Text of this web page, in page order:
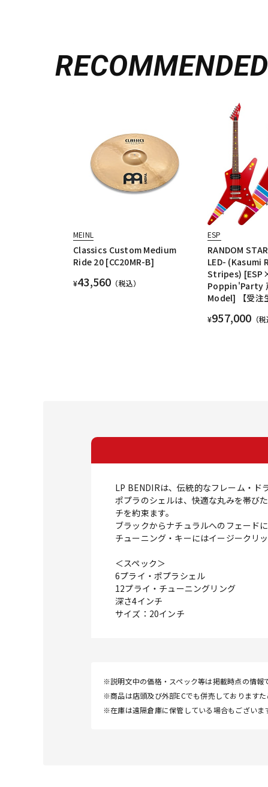
RECOMMENDED
MEINL
Classics Custom Medium
Ride 20 [CC20MR-B]
¥43,560 （税込）
ESP
RANDOM
LED- (Kasumi
Stripes)
Poppin'Party
Model] 【受注
¥957,000 （税
LP BENDIRは、伝統的なフレーム・ド
ポプラのシェルは、快適な丸みを帯び
チを約束ます。
ブラックからナチュラルへのフェード
チューニング・キーにはイージークリ
＜スペック＞
6プライ・ポプラシェル
12プライ・チューニングリング
深さ4インチ
サイズ：20インチ
※説明文中の価格・スペック等は掲載時点の情報
※商品は店頭及び外部ECでも併売しております
※在庫は遠隔倉庫に保管している場合もございま